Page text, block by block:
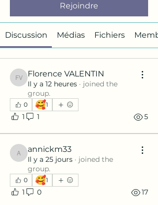
Rejoindre
Discussion Médias Fichiers
Florence VALENTIN
Florence VALENTIN
Il y a 12 heures · joined the
group.
0 🥰1
1 1 5
annickm33
annickm33
Il y a 25 jours · joined the
group.
0 🥰1
1 0 17